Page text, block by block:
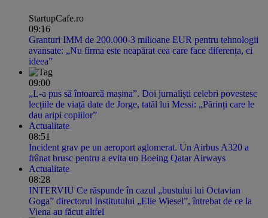
StartupCafe.ro
09:16
Granturi IMM de 200.000-3 milioane EUR pentru tehnologii
avansate: „Nu firma este neapărat cea care face diferența, ci
ideea”
09:00
„L-a pus să întoarcă mașina”. Doi jurnaliști celebri povestesc
lecțiile de viață date de Jorge, tatăl lui Messi: „Părinți care le
dau aripi copiilor”
Actualitate
08:51
Incident grav pe un aeroport aglomerat. Un Airbus A320 a
frânat brusc pentru a evita un Boeing Qatar Airways
Actualitate
08:28
INTERVIU Ce răspunde în cazul „bustului lui Octavian
Goga” directorul Institutului „Elie Wiesel”, întrebat de ce la
Viena au făcut altfel